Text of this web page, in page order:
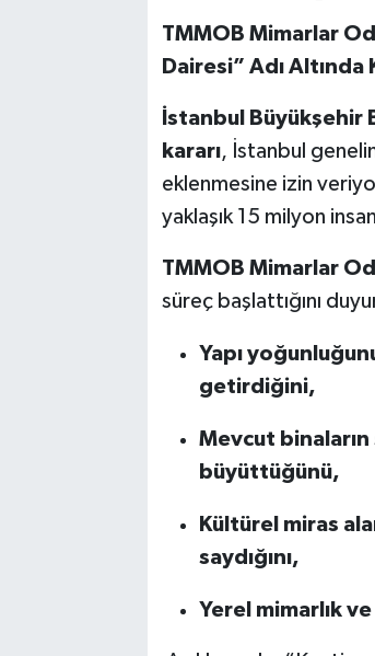
TMMOB Mimarlar
Dairesi” Adı Altında
İstanbul Büyükşehir
kararı, İstanbul
eklenmesine izin
yaklaşık 15 milyon
TMMOB Mimarlar
süreç başlattığını
Yapı
getirdiğini,
Mevcut
büyüttüğünü,
Kültürel miras
saydığını,
Yerel mimarlık